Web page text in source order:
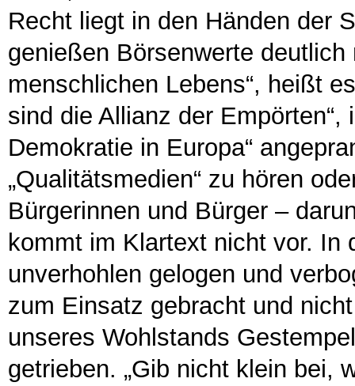
Recht liegt in den Händen der
genießen Börsenwerte
menschlichen Lebens“, heißt
sind die Allianz der Empörten“,
Demokratie in Europa“
„Qualitätsmedien“ zu hören
Bürgerinnen und Bürger –
kommt im Klartext nicht vor. In
unverhohlen gelogen und
zum Einsatz gebracht und
unseres Wohlstands
getrieben. „Gib nicht klein bei,